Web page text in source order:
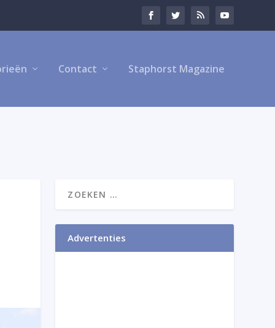
Contact Staphorst Magazine
Advertenties